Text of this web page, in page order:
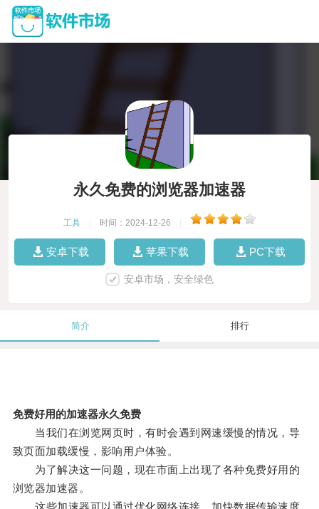
永久免费的浏览器加速器
工具 时间：2024-12-26
安卓下载 苹果下载 PC下载
安卓市场，安全绿色
简介 排行
免费好用的加速器永久免费
当我们在浏览网页时，有时会遇到网速缓慢的情况，导
致页面加载缓慢，影响用户体验。
为了解决这一问题，现在市面上出现了各种免费好用的
浏览器加速器。